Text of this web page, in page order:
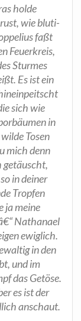
hol­de
wie blu­ti­
faßt
Feu­er­kreis,
Stur­mes
Es ist ein
sich wie
in
Tosen
mich denn
getäuscht,
in dei­ner
Trop­fen
ja mei­ne
Natha­na­el
ewig­lich.
in den
und im
das Getö­se.
es ist der
anschaut.